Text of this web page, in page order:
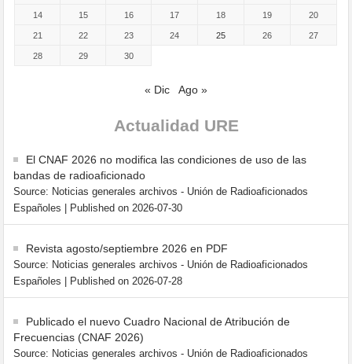
14 15 16 17 18 19 20
21 22 23 24 25 26 27
28 29 30
« Dic Ago »
Actualidad URE
El CNAF 2026 no modifica las condiciones de uso de las
bandas de radioaficionado
Source: Noticias generales archivos - Unión de Radioaficionados
Españoles
Published on 2026-07-30
Revista agosto/septiembre 2026 en PDF
Source: Noticias generales archivos - Unión de Radioaficionados
Españoles
Published on 2026-07-28
Publicado el nuevo Cuadro Nacional de Atribución de
Frecuencias (CNAF 2026)
Source: Noticias generales archivos - Unión de Radioaficionados